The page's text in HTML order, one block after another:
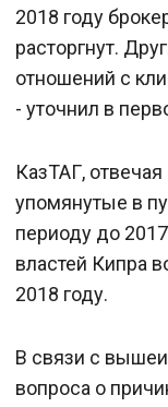
2018 году
расторгнут.
отношений с
- уточнил в
КазТАГ,
упомянутые в
периоду до
властей Кипра
2018 году.
В связи с
вопроса о